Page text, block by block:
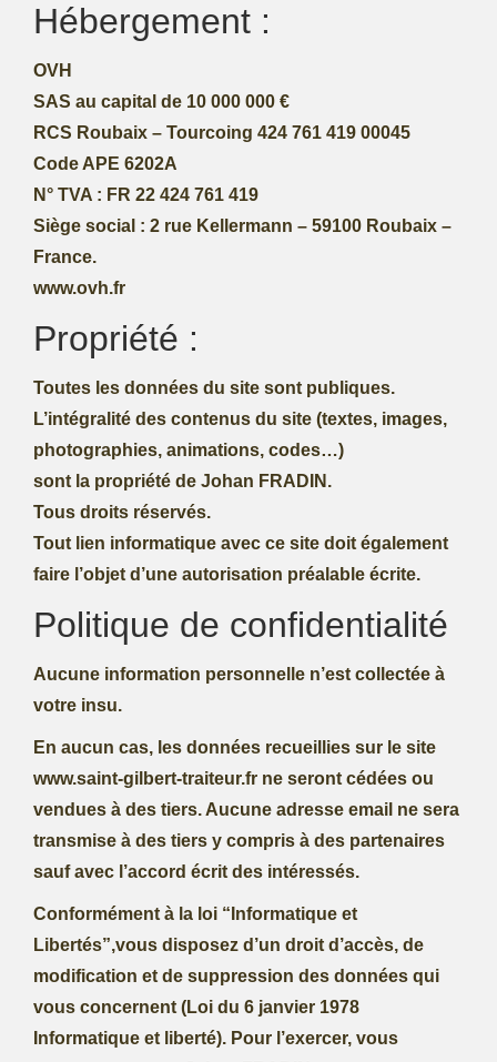
Hébergement :
OVH
SAS au capital de 10 000 000 €
RCS Roubaix – Tourcoing 424 761 419 00045
Code APE 6202A
N° TVA : FR 22 424 761 419
Siège social : 2 rue Kellermann – 59100 Roubaix –
France.
www.ovh.fr
Propriété :
Toutes les données du site sont publiques.
L’intégralité des contenus du site (textes, images,
photographies, animations, codes…)
sont la propriété de Johan FRADIN.
Tous droits réservés.
Tout lien informatique avec ce site doit également
faire l’objet d’une autorisation préalable écrite.
Politique de confidentialité
Aucune information personnelle n’est collectée à
votre insu.
En aucun cas, les données recueillies sur le site
www.saint-gilbert-traiteur.fr ne seront cédées ou
vendues à des tiers. Aucune adresse email ne sera
transmise à des tiers y compris à des partenaires
sauf avec l’accord écrit des intéressés.
Conformément à la loi “Informatique et
Libertés”,vous disposez d’un droit d’accès, de
modification et de suppression des données qui
vous concernent (Loi du 6 janvier 1978
Informatique et liberté). Pour l’exercer, vous